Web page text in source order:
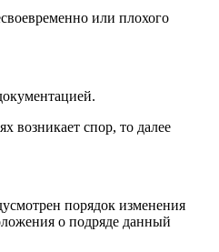
или плохого
возникает спор, то далее
порядок изменения
о подряде данный